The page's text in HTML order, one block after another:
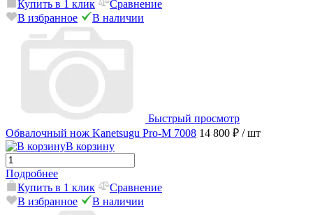
Купить в 1 клик
Сравнение
В избранное
В наличии
Быстрый просмотр
Обвалочный нож Kanetsugu Pro-M 7008 14 800 ₽ / шт
В корзину
Подробнее
Купить в 1 клик
Сравнение
В избранное
В наличии